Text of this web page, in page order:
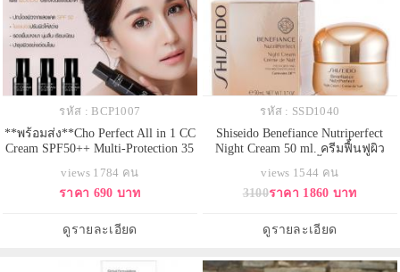
รหัส : BCP1007
**พร้อมส่ง**Cho Perfect All in 1 CC
Cream SPF50++ Multi-Protection 35
กันแดดสูงสุดด้วยค่า SPF50 + ไพร์เม
อร์ + รองพื้น + บำรุงและปกป้องผิว
เนียน เผยผิวสวย อย่างเป็น
ธรรมชาติ ปกป้องผิวจากแสงแดดด้
views 1784 คน
ราคา 690 บาท
ดูรายละเอียด
รหัส : SSD1040
Shiseido Benefiance Nutriperfect
Night Cream 50 ml. ครีมฟื้นฟูผิว
เติมเต็มร่องผิว ยกกระชับผิว ปรับสี
ผิวให้สม่ำเสมอ เผยผิวที่เปล่งปลั่ง
พิเศษ Carnosine DP และ Multi
Vitamin BCE & P ผ
views 1544 คน
3100ราคา 1860 บาท
ดูรายละเอียด